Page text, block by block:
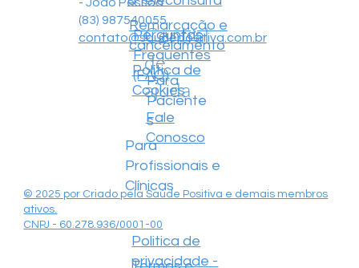
(83) 987540055
contato@saudepositiva.com.br
© 2025 por Criado pela Saúde Positiva e demais membros
ativos.
CNPJ - 60.278.936/0001-00
Central
de
ajuda
Para
Paciente
s
Para
Profissionais e
Clínicas
Perguntas
Frequentes
(FAQ)
Remarcação e
cancelamento
Política de
Cookies
Politica de
privacidade -
Fale
Conosco